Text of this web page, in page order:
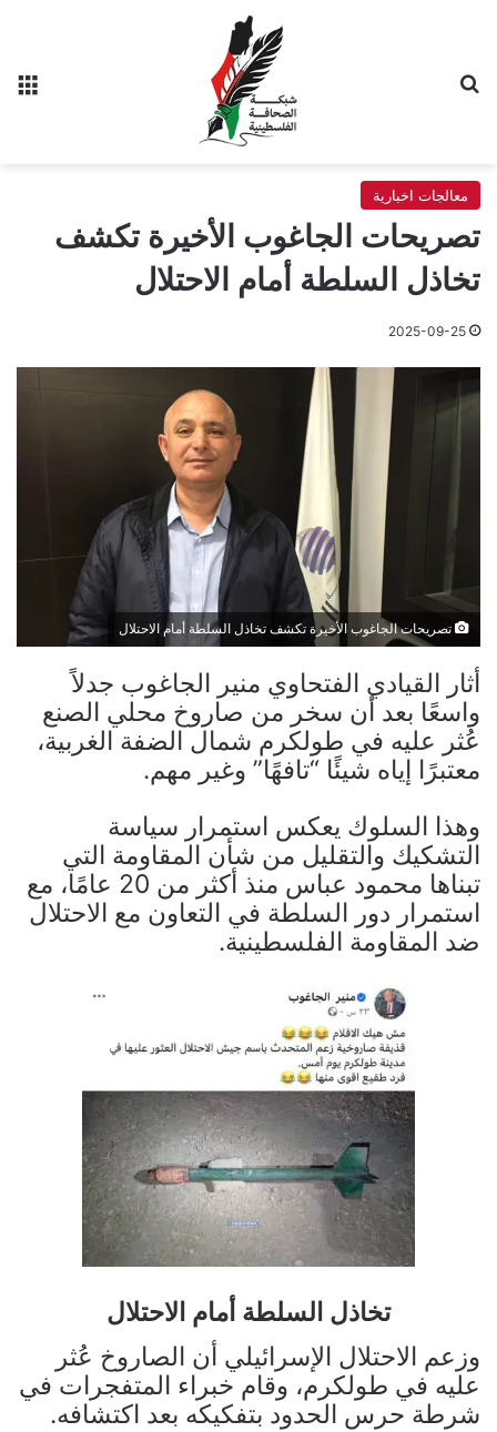
معالجات اخبارية
تصريحات الجاغوب الأخيرة تكشف
تخاذل السلطة أمام الاحتلال
2025-09-25
تصريحات الجاغوب الأخيرة تكشف تخاذل السلطة أمام الاحتلال
أثار القيادي الفتحاوي منير الجاغوب جدلاً
واسعًا بعد أن سخر من صاروخ محلي الصنع
عُثر عليه في طولكرم شمال الضفة الغربية،
معتبرًا إياه شيئًا “تافهًا” وغير مهم.
وهذا السلوك يعكس استمرار سياسة
التشكيك والتقليل من شأن المقاومة التي
تبناها محمود عباس منذ أكثر من 20 عامًا، مع
استمرار دور السلطة في التعاون مع الاحتلال
ضد المقاومة الفلسطينية.
تخاذل السلطة أمام الاحتلال
وزعم الاحتلال الإسرائيلي أن الصاروخ عُثر
عليه في طولكرم، وقام خبراء المتفجرات في
شرطة حرس الحدود بتفكيكه بعد اكتشافه.